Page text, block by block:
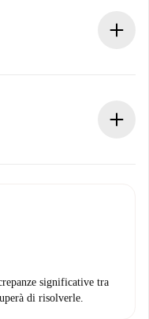
e ti proporremo
significative tra
di risolverle.